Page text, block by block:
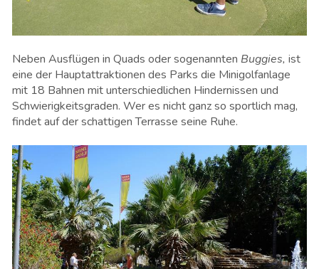
Neben Ausflügen in Quads oder sogenannten Buggies, ist
eine der Hauptattraktionen des Parks die Minigolfanlage
mit 18 Bahnen mit unterschiedlichen Hindernissen und
Schwierigkeitsgraden. Wer es nicht ganz so sportlich mag,
findet auf der schattigen Terrasse seine Ruhe.